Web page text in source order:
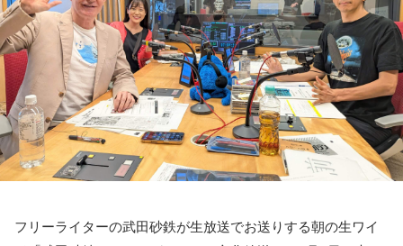
す。それに近い、周辺の犯罪と位置付けられているのが利害
誘導罪です」
大竹 「はい」
郷原「世の中には様々な利害関係がある。取引関係、雇用関
係など。そういうことを利用して、選挙運動をしてもらう、
落選運動をしてもらう、という方向に誘導したら、買収と同
ついて、総裁選は公選法の対象ではない。ただし衆院選はも
線を演奏させていただいていることもあり、ご本人の歌声を
一番近くで聴いてきました。私の身体に染み付いている大切
な一曲です」
デビュー曲『雨の街角』は、どこか懐かしさを感じさせる3拍
子のメロディーが心地よい、優しい恋の歌です。
民謡歌手としては「おもだか秋子」の名前で活動されている
フリーライターの武田砂鉄が生放送でお送りする朝の生ワイ